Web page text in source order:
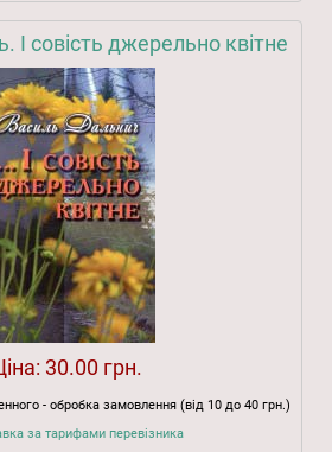
І совість джерельно квітне
30.00 грн.
- обробка замовлення (від 10 до 40 грн.)
за тарифами перевізника